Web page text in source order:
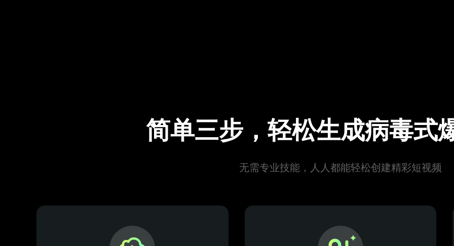
简单三步，轻松生成病毒式
无需专业技能，人人都能轻松创建精彩短视频